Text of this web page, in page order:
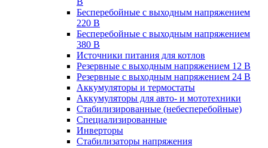
Бесперебойные с выходным напряжением
220 В
Бесперебойные с выходным напряжением
380 В
Источники питания для котлов
Резервные с выходным напряжением 12 В
Резервные с выходным напряжением 24 В
Аккумуляторы и термостаты
Аккумуляторы для авто- и мототехники
Стабилизированные (небесперебойные)
Специализированные
Инверторы
Стабилизаторы напряжения